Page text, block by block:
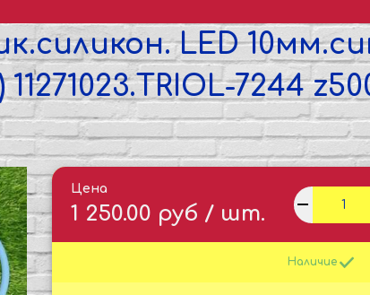
LED
7244
Цена
1 250.00 руб / шт.
Наличие